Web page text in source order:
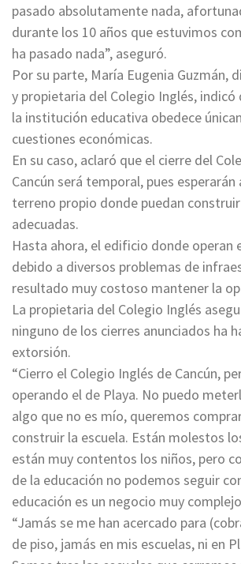
pasado absolutamente nada,
durante los 10 años que estuvimos
ha pasado nada”, aseguró.
Por su parte, María Eugenia Guzmán,
y propietaria del Colegio Inglés, indicó
la institución educativa obedece
cuestiones económicas.
En su caso, aclaró que el cierre del
Cancún será temporal, pues esperarán
terreno propio donde puedan
adecuadas.
Hasta ahora, el edificio donde operan
debido a diversos problemas de
resultado muy costoso mantener la
La propietaria del Colegio Inglés
ninguno de los cierres anunciados ha
extorsión.
“Cierro el Colegio Inglés de Cancún,
operando el de Playa. No puedo
algo que no es mío, queremos
construir la escuela. Están molestos
están muy contentos los niños, pero
de la educación no podemos seguir
educación es un negocio muy
“Jamás se me han acercado para
de piso, jamás en mis escuelas, ni en